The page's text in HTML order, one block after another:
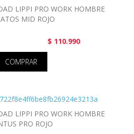
LIPPI PRO WORK HOMBRE
MID ROJO
$ 110.990
COMPRAR
LIPPI PRO WORK HOMBRE
PRO ROJO